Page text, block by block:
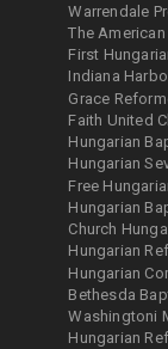
Warrendale
The
First
Indiana
Grace
Faith United
Hungarian
Hungarian
Free
Hungarian
Church
Hungarian
Hungarian
Bethesda
Washingtoni
Hungarian